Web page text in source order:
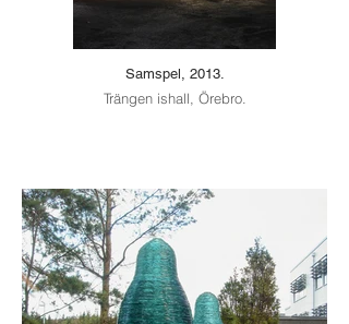
Samspel, 2013.
Trängen ishall, Örebro.